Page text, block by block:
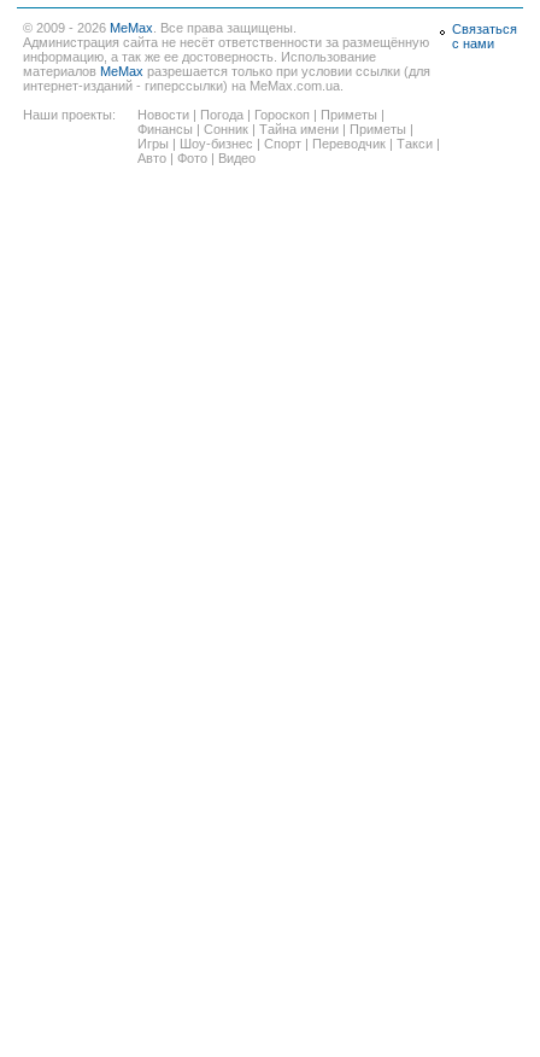
© 2009 - 2026 MeMax . Все права защищены.
Администрация сайта не несёт ответственности за размещённую
информацию, а так же ее достоверность. Использование
материалов MeMax разрешается только при условии ссылки (для
интернет-изданий - гиперссылки) на MeMax.com.ua.
Наши проекты:
Новости | Погода | Гороскоп | Приметы |
Финансы | Сонник | Тайна имени | Приметы |
Игры | Шоу-бизнес | Спорт | Переводчик | Такси |
Авто | Фото | Видео
Связаться
с нами